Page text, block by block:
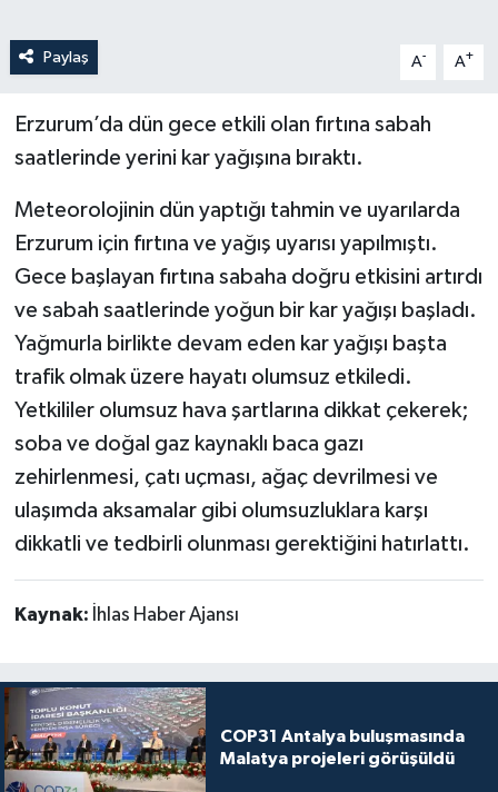
Paylaş A- A+
Erzurum’da dün gece etkili olan fırtına sabah
saatlerinde yerini kar yağışına bıraktı.
Meteorolojinin dün yaptığı tahmin ve uyarılarda
Erzurum için fırtına ve yağış uyarısı yapılmıştı.
Gece başlayan fırtına sabaha doğru etkisini artırdı
ve sabah saatlerinde yoğun bir kar yağışı başladı.
Yağmurla birlikte devam eden kar yağışı başta
trafik olmak üzere hayatı olumsuz etkiledi.
Yetkililer olumsuz hava şartlarına dikkat çekerek;
soba ve doğal gaz kaynaklı baca gazı
zehirlenmesi, çatı uçması, ağaç devrilmesi ve
ulaşımda aksamalar gibi olumsuzluklara karşı
dikkatli ve tedbirli olunması gerektiğini hatırlattı.
Kaynak: İhlas Haber Ajansı
COP31 Antalya buluşmasında
Malatya projeleri görüşüldü